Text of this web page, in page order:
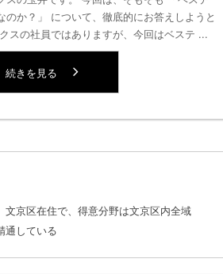
のか？」 について、徹底的にお答えしようと
スの社員ではありますが、今回はベステ ...
続きを見る
京区在住で、得意分野は文京区内全域
通している